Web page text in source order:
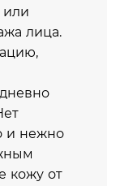
или
лица.
и нежно
кожу от